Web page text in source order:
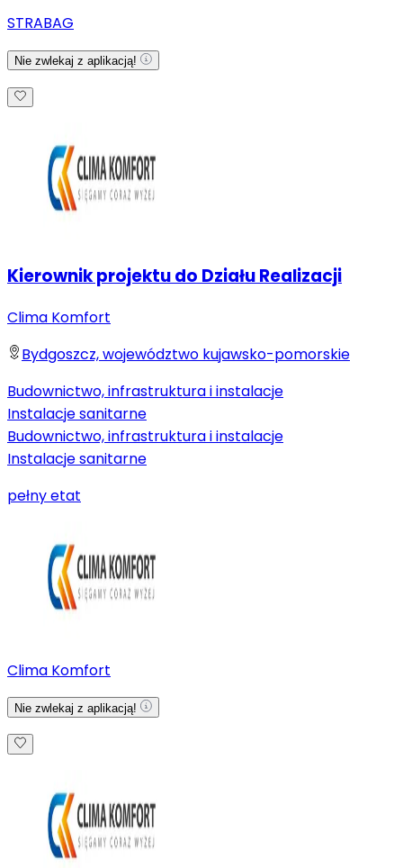
STRABAG
Nie zwlekaj z aplikacją!
Kierownik projektu do Działu Realizacji
Clima Komfort
Bydgoszcz, województwo kujawsko-pomorskie
Budownictwo, infrastruktura i instalacje
Instalacje sanitarne
Budownictwo, infrastruktura i instalacje
Instalacje sanitarne
pełny etat
Clima Komfort
Nie zwlekaj z aplikacją!